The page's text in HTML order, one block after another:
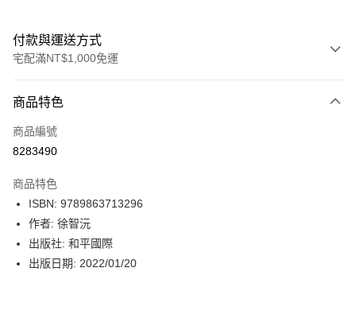
付款與運送方式
宅配滿NT$1,000免運
icash Pay
信用卡一次付款
LINE Pay
Apple Pay
街口支付
商品特色
商品編號
8283490
商品特色
ISBN: 9789863713296
作者: 徐智沅
出版社: 和平國際
出版日期: 2022/01/20